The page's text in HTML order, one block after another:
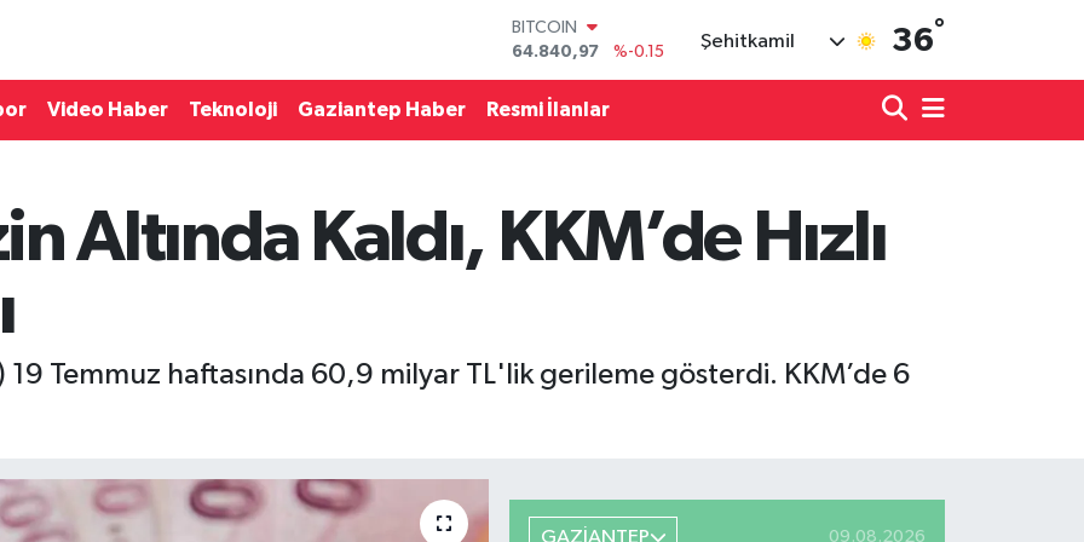
BITCOIN
64.840,97
%-0.15
DOLAR
47,7436
GRAM ALTIN
6660.55
%0
Şehitkamil 36°
Video Haber Teknoloji Gaziantep Haber Resmi İlanlar
Altında Kaldı, KKM’de Hızlı
19 Temmuz haftasında 60,9 milyar TL'lik gerileme gösterdi. KKM’de 6
GAZİANTEP 09.08.2026